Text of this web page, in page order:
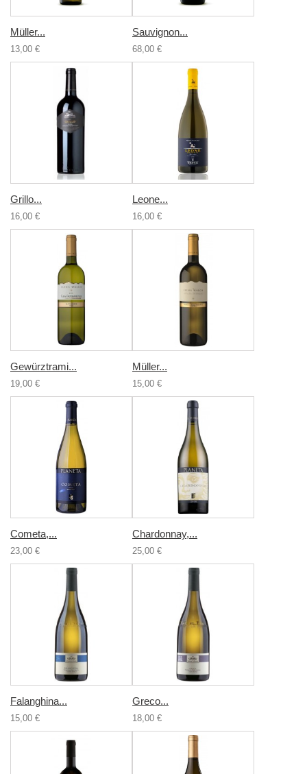
Müller...
13,00 €
Sauvignon...
68,00 €
Grillo...
16,00 €
Leone...
16,00 €
Gewürztrami...
19,00 €
Müller...
15,00 €
Cometa,...
23,00 €
Chardonnay,...
25,00 €
Falanghina...
15,00 €
Greco...
18,00 €